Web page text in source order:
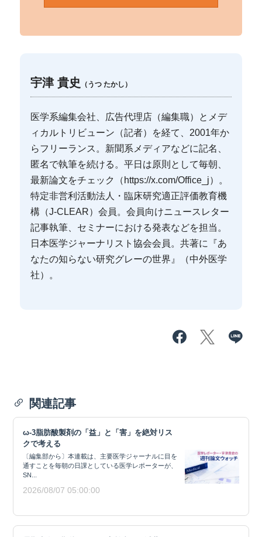
宇津 貴史 （うつ たかし）
医学系編集会社、広告代理店（編集職）とメデ
ィカルトリビューン（記者）を経て、2001年か
らフリーランス。新聞系メディアなどに記名、
匿名で執筆を続ける。平日は原則として毎朝、
最新論文をチェック（https://x.com/Office_j）。
特定非営利活動法人・臨床研究適正評価教育機
構（J-CLEAR）会員。会員向けニュースレター
記事執筆、セミナーにおける発表などを担当。
日本医学ジャーナリスト協会会員。共著に『あ
なたの知らない研究グレーの世界』（中外医学
社）。
関連記事
ω-3脂肪酸製剤の「益」と「害」を絶対リス
クで考える
〔編集部から〕本連載は、主要医学ジャーナルに目を
通すことを毎朝の日課としている医学レポーターが、
SN...
2026/08/07 05:00:00